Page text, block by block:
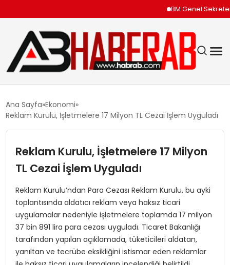
BM Genel Sekreteri
SIYASET
SPOR
SAĞLIK
MAGAZIN
Ana Sayfa Ekonomi
Reklam Kurulu, İşletmelere 17 Milyon TL Cezai İşlem Uyguladı
Reklam Kurulu, İşletmelere 17 Milyon
TL Cezai İşlem Uyguladı
Reklam Kurulu’ndan Para Cezası Reklam Kurulu, bu ayki
toplantısında aldatıcı reklam veya haksız ticari
uygulamalar nedeniyle işletmelere toplamda 17 milyon
37 bin 891 lira para cezası uyguladı. Ticaret Bakanlığı
tarafından yapılan açıklamada, tüketicileri aldatan,
yanıltan ve tecrübe eksikliğini istismar eden reklamlar